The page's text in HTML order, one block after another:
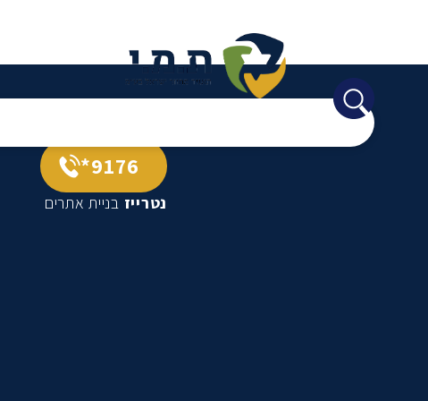
9176*
נטרייז בניית אתרים